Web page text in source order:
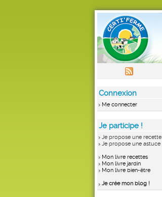
Connexion
Me connecter
Je participe !
Je propose une recette
Je propose une astuce
Mon livre recettes
Mon livre jardin
Mon livre bien-être
Je crée mon blog !